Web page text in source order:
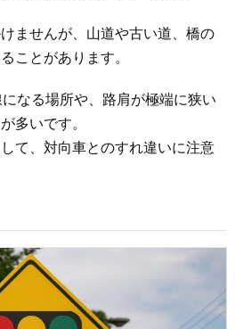
ませんが、山道や古い道、橋の
ことがあります。
なる場所や、路肩が極端に狭い
多いです。
て、対向車とのすれ違いに注意